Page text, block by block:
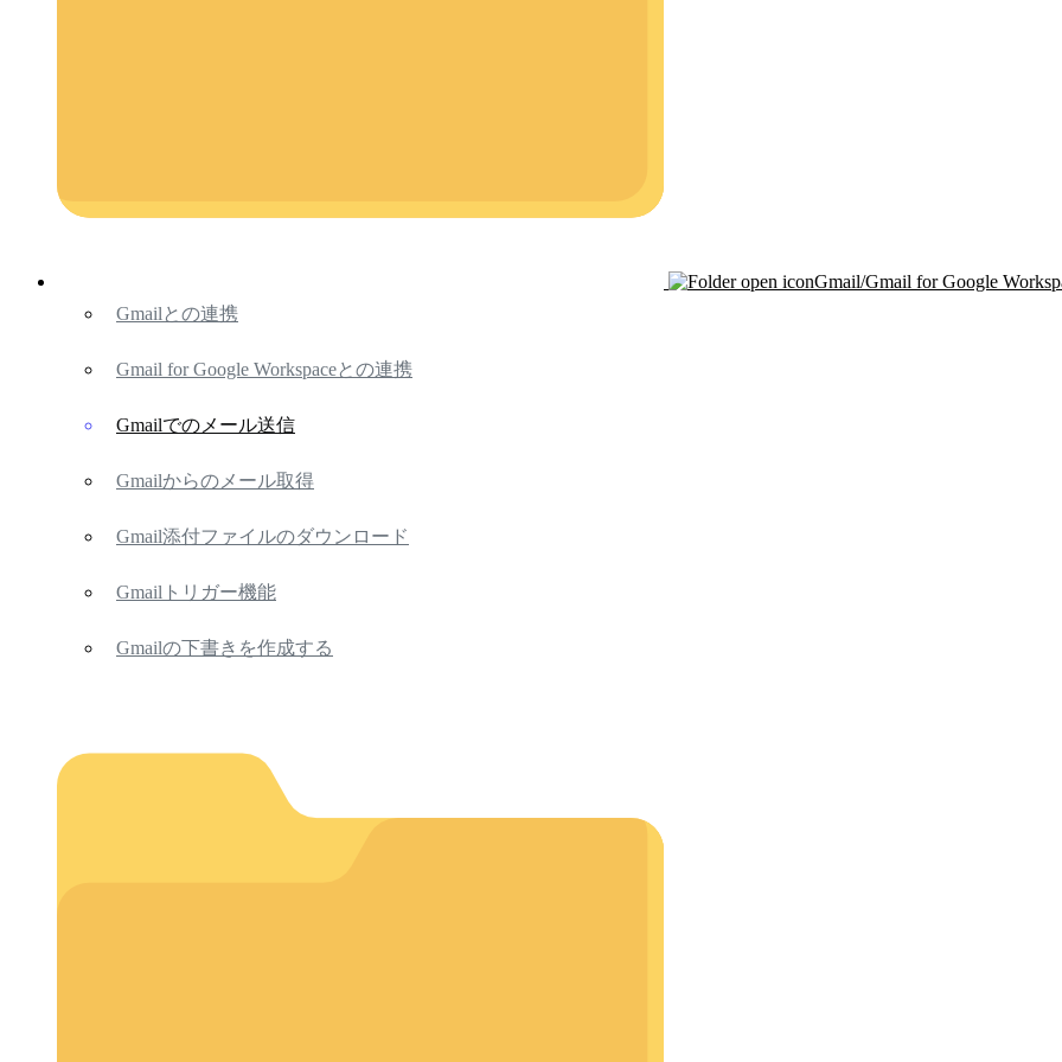
Gmail/Gmail for Google
Gmailとの連携
Gmail for Google Workspaceとの連携
Gmailでのメール送信
Gmailからのメール取得
Gmail添付ファイルのダウンロード
Gmailトリガー機能
Gmailの下書きを作成する